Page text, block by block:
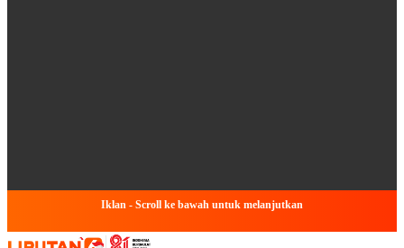
Iklan - Scroll ke bawah untuk melanjutkan